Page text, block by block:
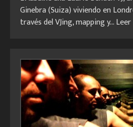
Ginebra (Suiza) viviendo en
través del VJing, mapping y...Leer